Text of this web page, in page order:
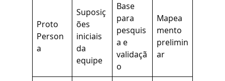
Proto
Person
a
Suposiç
ões
iniciais
da
equipe
Base
para
pesquis
a e
validaçã
o
Mapea
mento
prelimin
ar